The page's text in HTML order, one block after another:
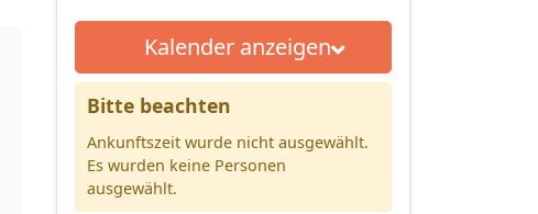
Kalender anzeigen
Bitte beachten
Ankunftszeit wurde nicht ausgewählt.
Es wurden keine Personen
ausgewählt.